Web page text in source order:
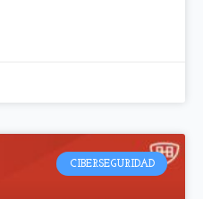
CIBERSEGURIDAD